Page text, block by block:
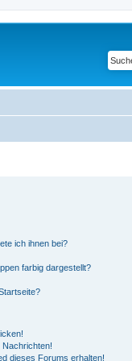
ich ihnen bei?
farbig dargestellt?
dieses Forums erhalten!